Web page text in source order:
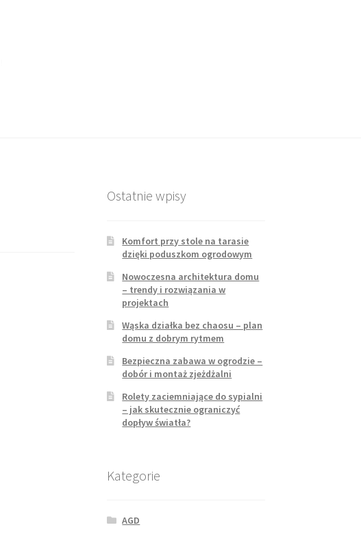
Ostatnie wpisy
Komfort przy stole na tarasie
dzięki poduszkom ogrodowym
Nowoczesna architektura domu
– trendy i rozwiązania w
projektach
Wąska działka bez chaosu – plan
domu z dobrym rytmem
Bezpieczna zabawa w ogrodzie –
dobór i montaż zjeżdżalni
Rolety zaciemniające do sypialni
– jak skutecznie ograniczyć
dopływ światła?
Kategorie
AGD